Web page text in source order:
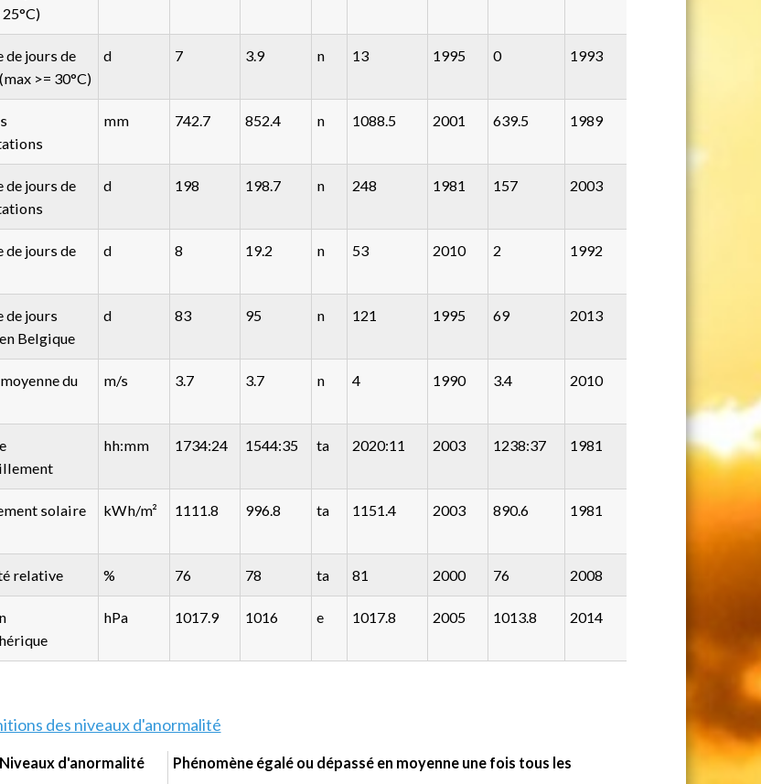
de jours de
>= 30°C)
d 7 3.9 n 13 1995 0 1993
mm 742.7 852.4 n 1088.5 2001 639.5 1989
de jours de
d 198 198.7 n 248 1981 157 2003
de jours de
d 8 19.2 n 53 2010 2 1992
de jours
Belgique
d 83 95 n 121 1995 69 2013
du
m/s 3.7 3.7 n 4 1990 3.4 2010
hh:mm 1734:24 1544:35 ta 2020:11 2003 1238:37 1981
solaire
kWh/m² 1111.8 996.8 ta 1151.4 2003 890.6 1981
relative % 76 78 ta 81 2000 76 2008
hPa 1017.9 1016 e 1017.8 2005 1013.8 2014
des niveaux d'anormalité
Niveaux d'anormalité
Phénomène égalé ou dépassé en moyenne une fois tous les